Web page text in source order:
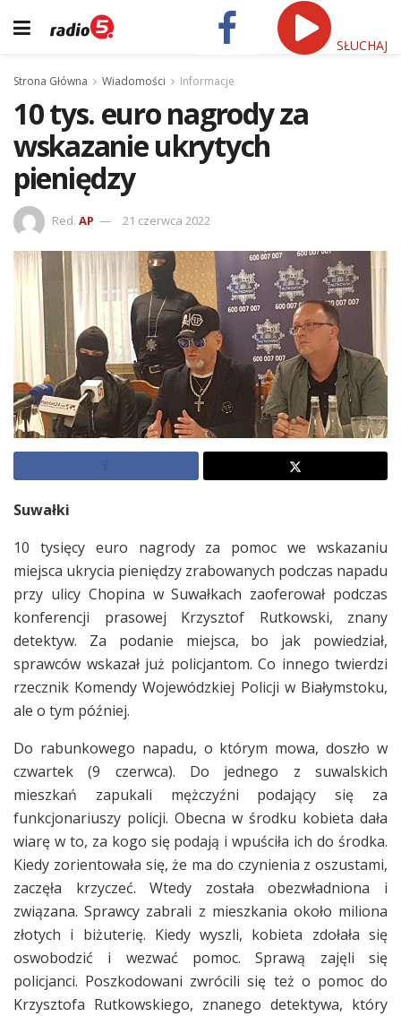
SŁUCHAJ
Strona Główna Wiadomości Informacje
10 tys. euro nagrody za
wskazanie ukrytych
pieniędzy
Red. AP 21 czerwca 2022
Suwałki
10 tysięcy euro nagrody za pomoc we wskazaniu
miejsca ukrycia pieniędzy zrabowanych podczas napadu
przy ulicy Chopina w Suwałkach zaoferował podczas
konferencji prasowej Krzysztof Rutkowski, znany
detektyw. Za podanie miejsca, bo jak powiedział,
sprawców wskazał już policjantom. Co innego twierdzi
rzecznik Komendy Wojewódzkiej Policji w Białymstoku,
ale o tym później.
Do rabunkowego napadu, o którym mowa, doszło w
czwartek (9 czerwca). Do jednego z suwalskich
mieszkań zapukali mężczyźni podający się za
funkcjonariuszy policji. Obecna w środku kobieta dała
wiarę w to, za kogo się podają i wpuściła ich do środka.
Kiedy zorientowała się, że ma do czynienia z oszustami,
zaczęła krzyczeć. Wtedy została obezwładniona i
związana. Sprawcy zabrali z mieszkania około miliona
złotych i biżuterię. Kiedy wyszli, kobieta zdołała się
oswobodzić i wezwać pomoc. Sprawą zajęli się
policjanci. Poszkodowani zwrócili się też o pomoc do
Krzysztofa Rutkowskiego, znanego detektywa, który